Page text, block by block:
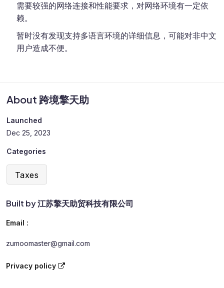
About 跨境擎天助
Launched
Dec 25, 2023
Categories
Taxes
Built by 江苏擎天助贸科技有限公司
Email :
zumoomaster@gmail.com
Privacy policy
需要较强的网络连接和性能要求，对网络环境有一定依
赖。
暂时没有发现支持多语言环境的详细信息，可能对非中文
用户造成不便。